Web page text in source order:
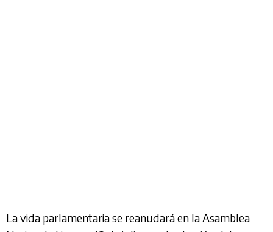
La vida parlamentaria se reanudará en la Asamblea